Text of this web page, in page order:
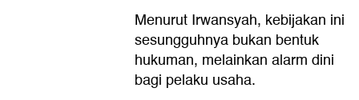
Menurut Irwansyah, kebijakan ini
sesungguhnya bukan bentuk
hukuman, melainkan alarm dini
bagi pelaku usaha.